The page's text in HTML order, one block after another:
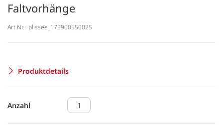
Faltvorhänge
Art.Nr.: plissee_173900550025
Produktdetails
Anzahl